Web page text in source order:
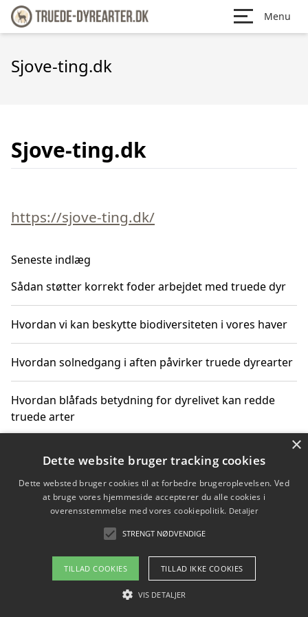
Menu
Sjove-ting.dk
Sjove-ting.dk
https://sjove-ting.dk/
Seneste indlæg
Sådan støtter korrekt foder arbejdet med truede dyr
Hvordan vi kan beskytte biodiversiteten i vores haver
Hvordan solnedgang i aften påvirker truede dyrearter
Hvordan blåfads betydning for dyrelivet kan redde
truede arter
Hvordan kan gaver til unge voksne støtte bevarelsen
Copyright 2026 - Pilanto Aps
Om / kontakt
Blog Betingelser
×
Dette website bruger tracking cookies
Dette websted bruger cookies til at forbedre brugeroplevelsen. Ved
at bruge vores hjemmeside accepterer du alle cookies i
overensstemmelse med vores cookiepolitik. Detaljer
STRENGT NØDVENDIGE
TILLAD COOKIES TILLAD IKKE COOKIES
VIS DETALJER